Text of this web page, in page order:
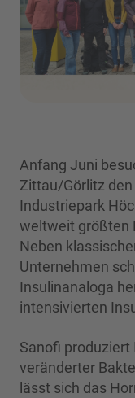
Anfang Juni
Zittau/Görlitz
Industriepark
weltweit größten
Neben
Unternehmen
Insulinanaloga
intensivierten
Sanofi
veränderter
lässt sich das